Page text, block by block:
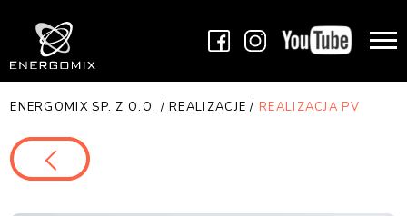
ENERGOMIX SP. Z O.O. /REALIZACJE /REALIZACJA PV